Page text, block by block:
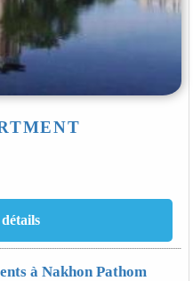
à Nakhon Pathom